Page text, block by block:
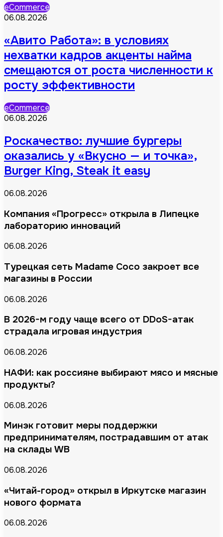
eCommerce
06.08.2026
«Авито Работа»: в условиях
нехватки кадров акценты найма
смещаются от роста численности к
росту эффективности
eCommerce
06.08.2026
Роскачество: лучшие бургеры
оказались у «Вкусно — и точка»,
Burger King, Steak it easy
06.08.2026
Компания «Прогресс» открыла в Липецке
лабораторию инноваций
06.08.2026
Турецкая сеть Madame Coco закроет все
магазины в России
06.08.2026
В 2026-м году чаще всего от DDoS-атак
страдала игровая индустрия
06.08.2026
НАФИ: как россияне выбирают мясо и мясные
продукты?
06.08.2026
Минэк готовит меры поддержки
предпринимателям, пострадавшим от атак
на склады WB
06.08.2026
«Читай-город» открыл в Иркутске магазин
нового формата
06.08.2026